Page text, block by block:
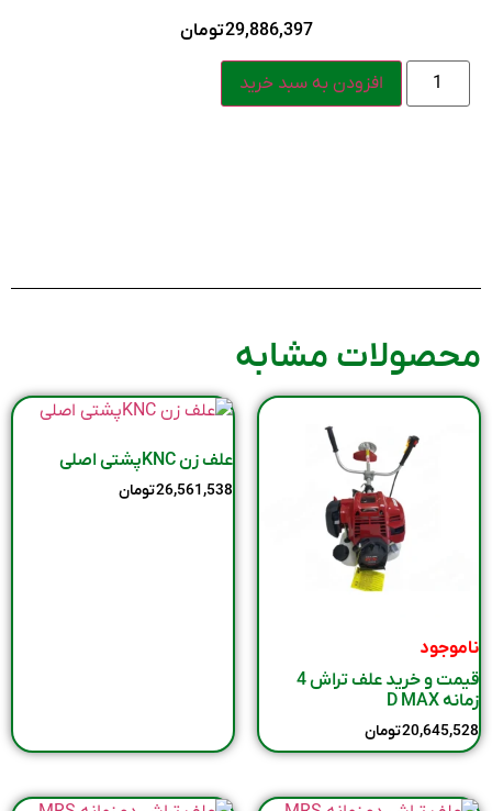
29,886,397تومان
افزودن به سبد خرید
محصولات مشابه
ناموجود
قیمت و خرید علف تراش 4
زمانه D MAX
20,645,528تومان
علف زن KNCپشتی اصلی
26,561,538تومان